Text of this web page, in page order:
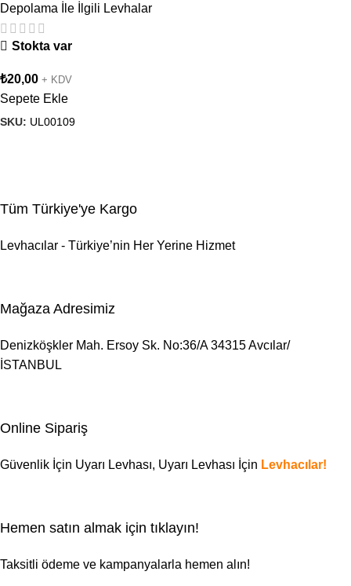
Depolama İle İlgili Levhalar
Stokta var
₺20,00 + KDV
Sepete Ekle
SKU: UL00109
Tüm Türkiye'ye Kargo
Levhacılar - Türkiye’nin Her Yerine Hizmet
Mağaza Adresimiz
Denizköşkler Mah. Ersoy Sk. No:36/A 34315 Avcılar/
İSTANBUL
Online Sipariş
Güvenlik İçin Uyarı Levhası, Uyarı Levhası İçin Levhacılar!
Hemen satın almak için tıklayın!
Taksitli ödeme ve kampanyalarla hemen alın!